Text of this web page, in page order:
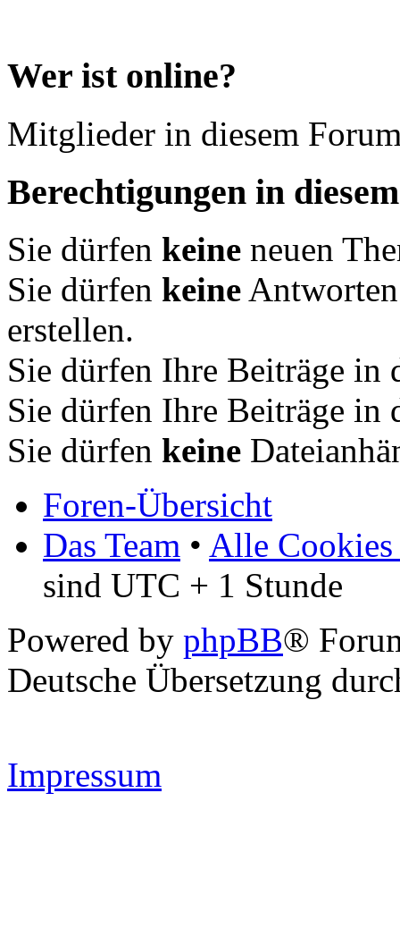
Wer ist online?
Mitglieder in diesem
Berechtigungen in
Sie dürfen keine neuen
Sie dürfen keine
erstellen.
Sie dürfen Ihre Beiträge in
Sie dürfen Ihre Beiträge in
Sie dürfen keine
Foren-Übersicht
Das Team • Alle Cookies
sind UTC + 1 Stunde
Powered by phpBB®
Deutsche Übersetzung
Impressum